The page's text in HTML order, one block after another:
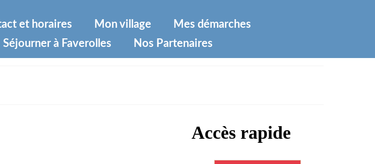
et horaires Mon village
Mes démarches
Séjourner à Faverolles Nos Partenaires
Accès rapide